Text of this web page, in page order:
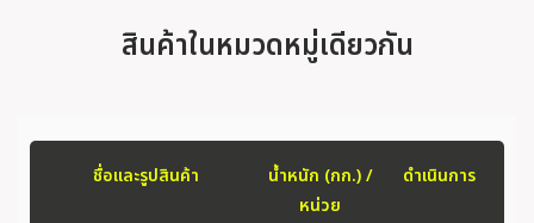
สินค้าในหมวดหมู่เดียวกัน
ชื่อและรูปสินค้า
น้ำหนัก (กก.) /
หน่วย
ดำเนินการ